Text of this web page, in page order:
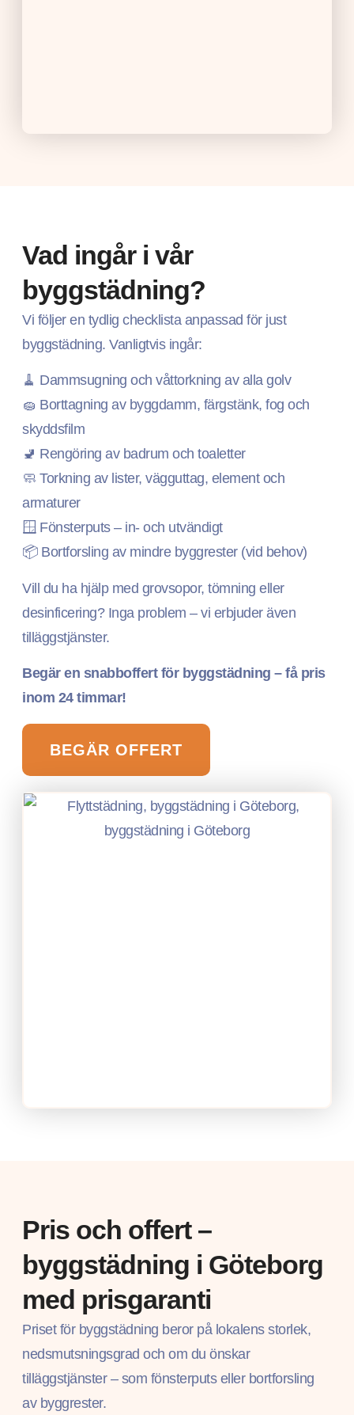
Vad ingår i vår
byggstädning?
Vi följer en tydlig checklista anpassad för just
byggstädning. Vanligtvis ingår:
🧹 Dammsugning och våttorkning av alla golv
🧽 Borttagning av byggdamm, färgstänk, fog och
skyddsfilm
🚽 Rengöring av badrum och toaletter
🧼 Torkning av lister, vägguttag, element och
armaturer
🪟 Fönsterputs – in- och utvändigt
📦 Bortforsling av mindre byggrester (vid behov)
Vill du ha hjälp med grovsopor, tömning eller
desinficering? Inga problem – vi erbjuder även
tilläggstjänster.
Begär en snabboffert för byggstädning – få pris
inom 24 timmar!
BEGÄR OFFERT
Pris och offert –
byggstädning i Göteborg
med prisgaranti
Priset för byggstädning beror på lokalens storlek,
nedsmutsningsgrad och om du önskar
tilläggstjänster – som fönsterputs eller bortforsling
av byggrester.